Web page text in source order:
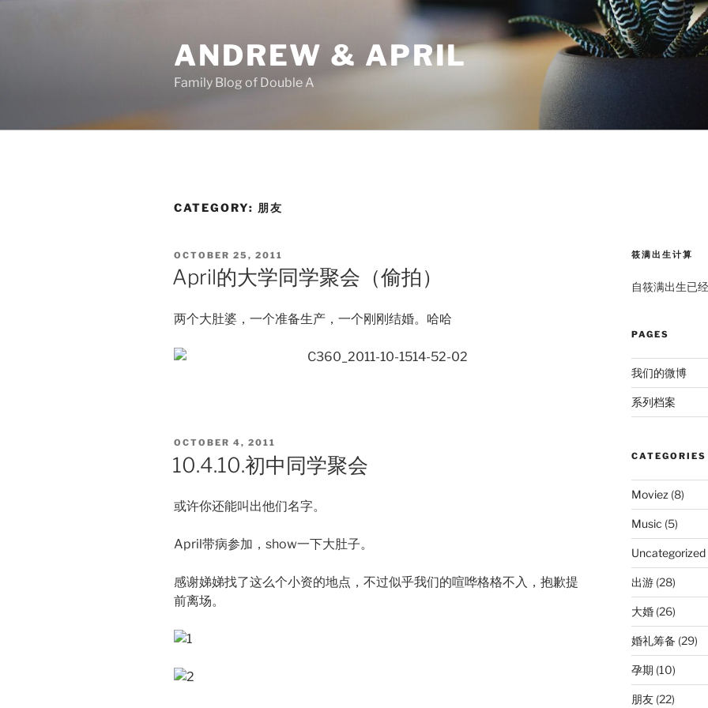
ANDREW & APRIL
Family Blog of Double A
CATEGORY: 朋友
POSTED
ON
OCTOBER 25, 2011
April的大学同学聚会（偷拍）
两个大肚婆，一个准备生产，一个刚刚结婚。哈哈
POSTED
OCTOBER 4, 2011
10.4.10.初中同学聚会
或许你还能叫出他们名字。
April带病参加，show一下大肚子。
感谢娣娣找了这么个小资的地点，不过似乎我们的喧哗格格不入，抱歉提
前离场。
筱满出生计算
自筱满出生已
PAGES
我们的微博
系列档案
CATEGORIES
Moviez (8)
Music (5)
Uncategorized
出游(28)
大婚(26)
婚礼筹备 (29)
孕期 (10)
朋友(22)